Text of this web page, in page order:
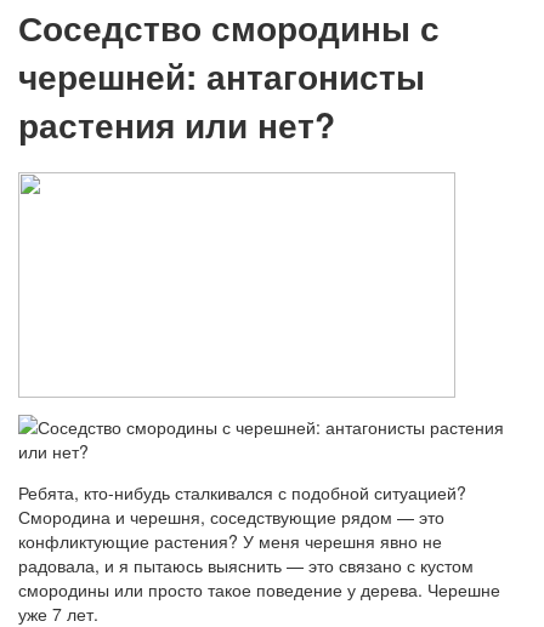
Соседство смородины с
черешней: антагонисты
растения или нет?
Ребята, кто-нибудь сталкивался с подобной ситуацией?
Смородина и черешня, соседствующие рядом — это
конфликтующие растения? У меня черешня явно не
радовала, и я пытаюсь выяснить — это связано с кустом
смородины или просто такое поведение у дерева. Черешне
уже 7 лет.